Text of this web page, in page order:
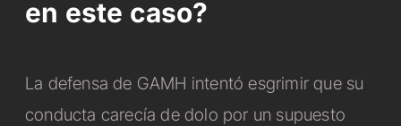
en este caso?
La defensa de GAMH intentó esgrimir que su
conducta carecía de dolo por un supuesto